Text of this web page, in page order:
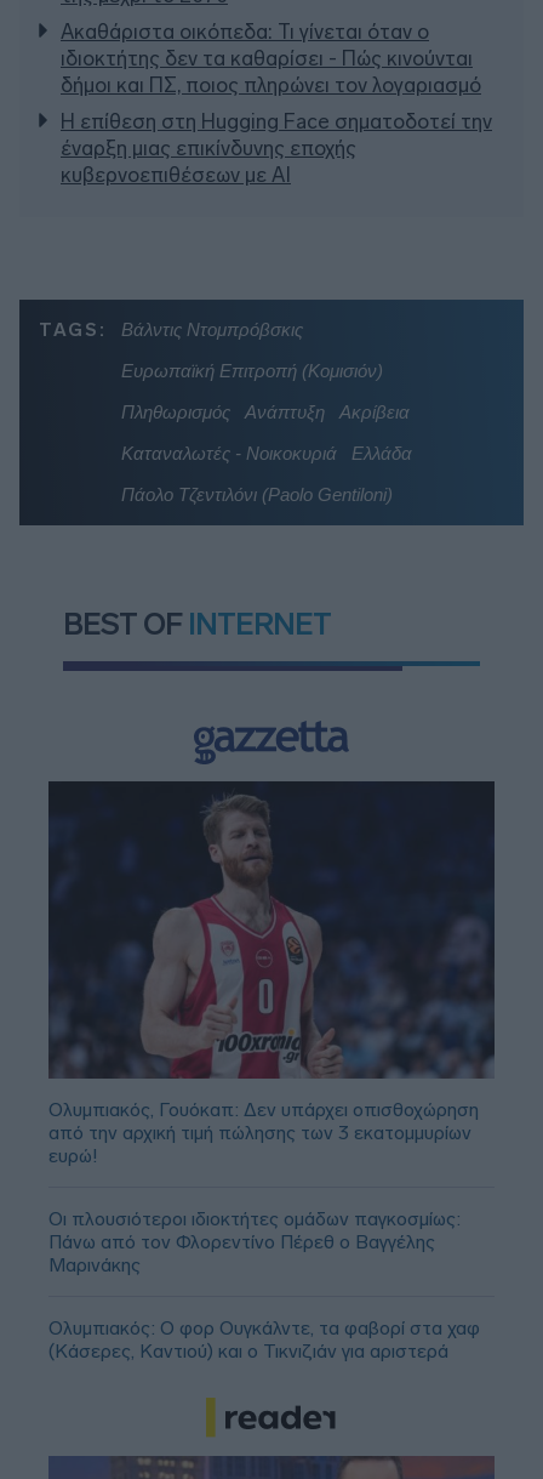
Ακαθάριστα οικόπεδα: Τι γίνεται όταν ο
ιδιοκτήτης δεν τα καθαρίσει - Πώς κινούνται
δήμοι και ΠΣ, ποιος πληρώνει τον λογαριασμό
Η επίθεση στη Hugging Face σηματοδοτεί την
έναρξη μιας επικίνδυνης εποχής
κυβερνοεπιθέσεων με AI
TAGS:
Βάλντις Ντομπρόβσκις
Ευρωπαϊκή Επιτροπή (Κομισιόν)
Πληθωρισμός
Ανάπτυξη
Ακρίβεια
Καταναλωτές - Νοικοκυριά
Ελλάδα
Πάολο Τζεντιλόνι (Paolo Gentiloni)
BEST OF INTERNET
Ολυμπιακός, Γουόκαπ: Δεν υπάρχει οπισθοχώρηση
από την αρχική τιμή πώλησης των 3 εκατομμυρίων
ευρώ!
Οι πλουσιότεροι ιδιοκτήτες ομάδων παγκοσμίως:
Πάνω από τον Φλορεντίνο Πέρεθ ο Βαγγέλης
Μαρινάκης
Ολυμπιακός: Ο φορ Ουγκάλντε, τα φαβορί στα χαφ
(Κάσερες, Καντιού) και ο Τικνιζιάν για αριστερά